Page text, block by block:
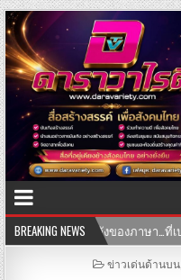
BREAKING NEWS
ยทอดพลังของภาษา…ที่เปลี่ยนชีวิต
POSTED
ข่าวเด่นด้านบน